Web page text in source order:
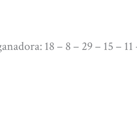
18 – 8 – 29 – 15 – 11